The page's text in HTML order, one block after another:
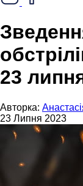
23
Авторка:
23 Липня 2023